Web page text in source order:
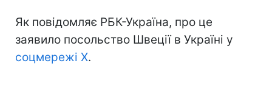
Як повідомляє РБК-Україна, про це
заявило посольство Швеції в Україні у
соцмережі Х.